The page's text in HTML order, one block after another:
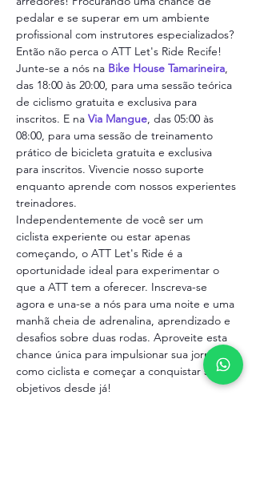
pedalar e se superar em um ambiente
profissional com instrutores especializados?
Então não perca o ATT Let's Ride Recife!
Junte-se a nós na Bike House Tamarineira,
das 18:00 às 20:00, para uma sessão teórica
de ciclismo gratuita e exclusiva para
inscritos. E na Via Mangue, das 05:00 às
08:00, para uma sessão de treinamento
prático de bicicleta gratuita e exclusiva
para inscritos. Vivencie nosso suporte
enquanto aprende com nossos experientes
treinadores.
Independentemente de você ser um
ciclista experiente ou estar apenas
começando, o ATT Let's Ride é a
oportunidade ideal para experimentar o
que a ATT tem a oferecer. Inscreva-se
agora e una-se a nós para uma noite e uma
manhã cheia de adrenalina, aprendizado e
desafios sobre duas rodas. Aproveite esta
chance única para impulsionar sua jornada
como ciclista e começar a conquistar seus
objetivos desde já!